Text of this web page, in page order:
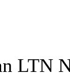
LTN